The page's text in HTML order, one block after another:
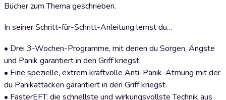
Bücher zum Thema geschrieben.
In seiner Schritt-für-Schritt-Anleitung lernst du…
• Drei 3-Wochen-Programme, mit denen du Sorgen, Ängste
und Panik garantiert in den Griff kriegst.
• Eine spezielle, extrem kraftvolle Anti-Panik-Atmung mit der
du Panikattacken garantiert in den Griff kriegst.
• FasterEFT: die schnellste und wirkungsvollste Technik aus